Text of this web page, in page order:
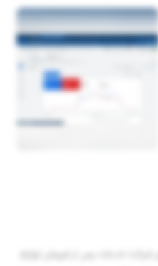
شرکت خدمات پس از فروش لوازم